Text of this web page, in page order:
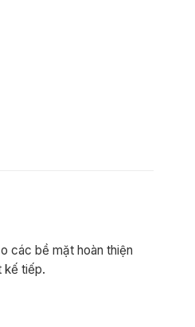
các bề mặt hoàn thiện
kế tiếp.